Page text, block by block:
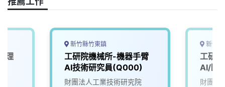
理
新竹縣竹東鎮
工研院機械所-機器手臂
AI技術研究員(Q000)
財團法人工業技術研究院
新竹市
工研
AI/臨
財團法